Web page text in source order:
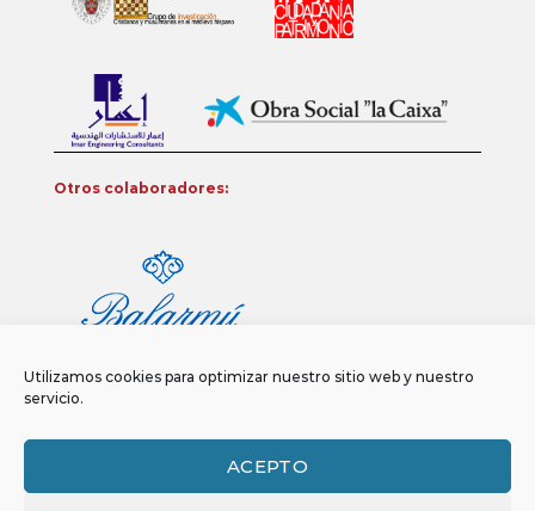
Utilizamos cookies para optimizar nuestro sitio web y nuestro
servicio.
ACEPTO
Otros colaboradores: